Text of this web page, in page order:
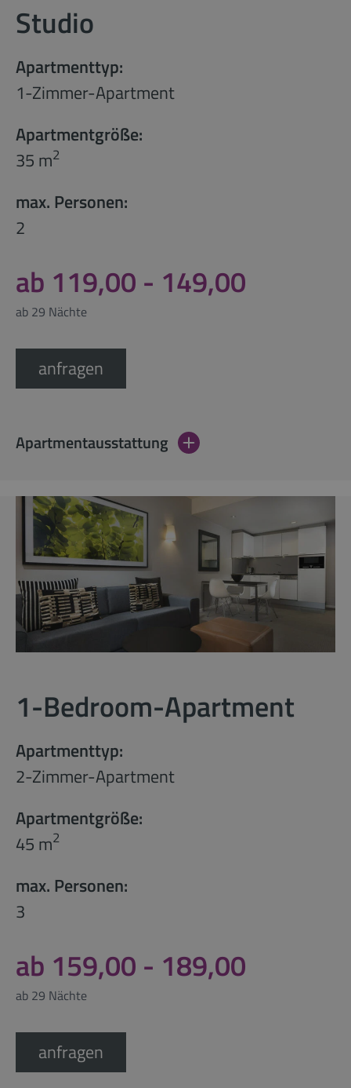
Studio
Apartmenttyp:
1-Zimmer-Apartment
Apartmentgröße:
35 m2
max. Personen:
2
ab 119,00 - 149,00
ab 29 Nächte
anfragen
Apartmentausstattung
1-Bedroom-Apartment
Apartmenttyp:
2-Zimmer-Apartment
Apartmentgröße:
45 m2
max. Personen:
3
ab 159,00 - 189,00
ab 29 Nächte
anfragen